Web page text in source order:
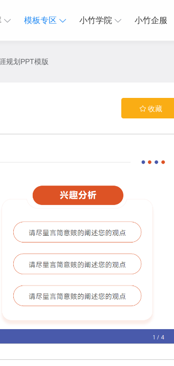
模板专区 小竹学院 小竹企服
规划PPT模版
收藏